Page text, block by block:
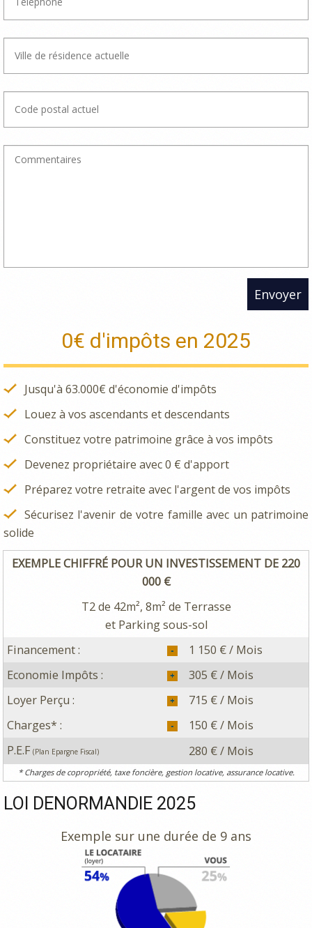
Envoyer
0€ d'impôts en 2025
Jusqu'à 63.000€ d'économie d'impôts
Louez à vos ascendants et descendants
Constituez votre patrimoine grâce à vos impôts
Devenez propriétaire avec 0 € d'apport
Préparez votre retraite avec l'argent de vos impôts
Sécurisez l'avenir de votre famille avec un patrimoine
solide
EXEMPLE CHIFFRÉ POUR UN INVESTISSEMENT DE 220
000 €
T2 de 42m², 8m² de Terrasse
et Parking sous-sol
Financement :
1 150 € / Mois
Economie Impôts :
305 € / Mois
Loyer Perçu :
715 € / Mois
Charges* :
150 € / Mois
P.E.F (Plan Epargne Fiscal) 280 € / Mois
* Charges de copropriété, taxe foncière, gestion locative, assurance locative.
LOI DENORMANDIE 2025
Exemple sur une durée de 9 ans